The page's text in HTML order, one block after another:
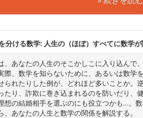
分ける数学: 人生の（ほぼ）すべてに数学
、あなたの人生のそこかしこに入り込んで
際、数学を知らないために、あるいは数学
られたりした例が、どれほど多いことか。
たり、詐欺に巻き込まれるのを防いだり、
想の結婚相手を選ぶのにも役立つかも…。
、あなたの人生と数学の関係を解説する。